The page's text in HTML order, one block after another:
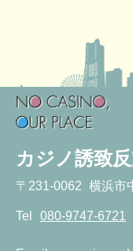
カジノ誘致
〒 231-0062 横浜市
Tel 080-9747-6721